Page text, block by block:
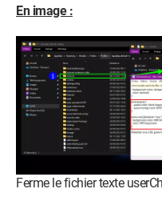
En image :
Ferme le fichier texte